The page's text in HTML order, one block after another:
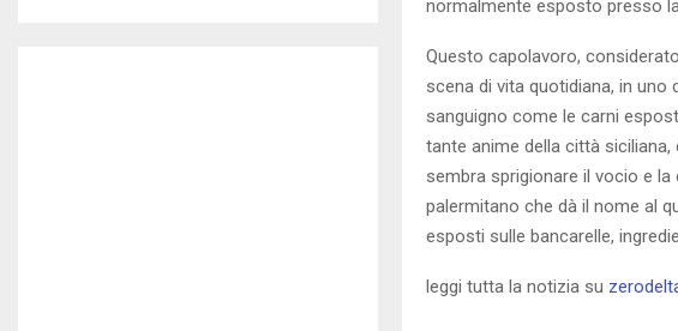
normalmente esposto presso
Questo capolavoro,
scena di vita quotidiana, in
sanguigno come le carni
tante anime della città
sembra sprigionare il vocio e
palermitano che dà il nome al
esposti sulle bancarelle,
leggi tutta la notizia su